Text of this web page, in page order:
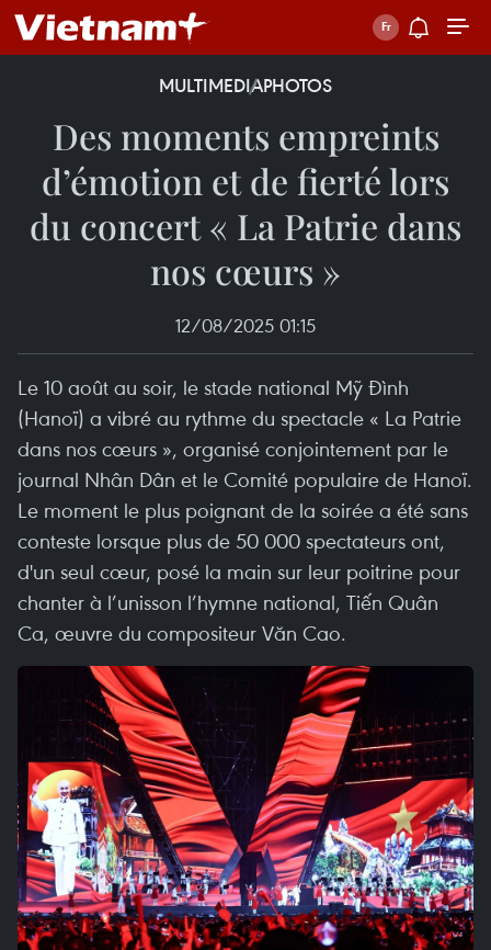
MULTIMEDIAPHOTOS
Des moments empreints
d’émotion et de fierté lors
du concert « La Patrie dans
nos cœurs »
12/08/2025 01:15
Le 10 août au soir, le stade national Mỹ Đình
(Hanoï) a vibré au rythme du spectacle « La Patrie
dans nos cœurs », organisé conjointement par le
journal Nhân Dân et le Comité populaire de Hanoï.
Le moment le plus poignant de la soirée a été sans
conteste lorsque plus de 50 000 spectateurs ont,
d'un seul cœur, posé la main sur leur poitrine pour
chanter à l’unisson l’hymne national, Tiến Quân
Ca, œuvre du compositeur Văn Cao.